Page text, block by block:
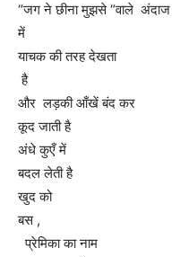
“जग ने छीना मुझसे “वाले अंदाज
में
याचक की तरह देखता
है
और लड़की आँखें बंद कर
कूद जाती है
अंधे कुएँ में
बदल लेती है
खुद को
बस ,
प्रेमिका का नाम